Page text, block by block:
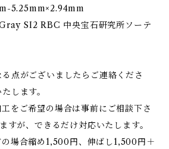
5.25mm×2.94mm
SI2 RBC 中央宝石研究所ソーテ
点がございましたらご連絡くださ
します。
をご希望の場合は事前にご相談下さ
すが、できるだけ対応いたします。
場合縮め1,500円、伸ばし1,500円＋